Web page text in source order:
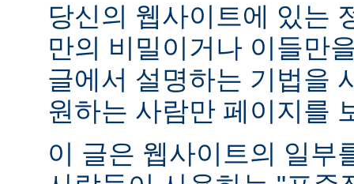
당신의 웹사이트에 있는
만의 비밀이거나 이들만
글에서 설명하는 기법을
원하는 사람만 페이지를
이 글은 웹사이트의 일부